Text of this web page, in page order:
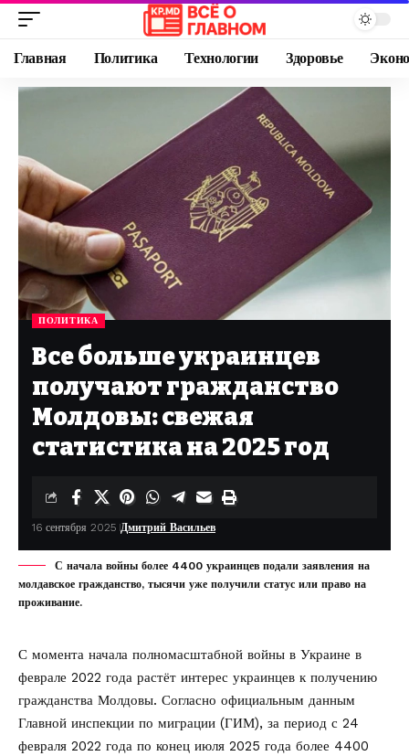
Главная Политика Технологии Здоровье
ПОЛИТИКА
Все больше украинцев
получают гражданство
Молдовы: свежая
статистика на 2025 год
16 сентября 2025 Дмитрий Васильев
С начала войны более 4400 украинцев подали заявления на
молдавское гражданство, тысячи уже получили статус или право на
проживание.
С момента начала полномасштабной войны в Украине в
феврале 2022 года растёт интерес украинцев к получению
гражданства Молдовы. Согласно официальным данным
Главной инспекции по миграции (ГИМ), за период с 24
февраля 2022 года по конец июля 2025 года более 4400